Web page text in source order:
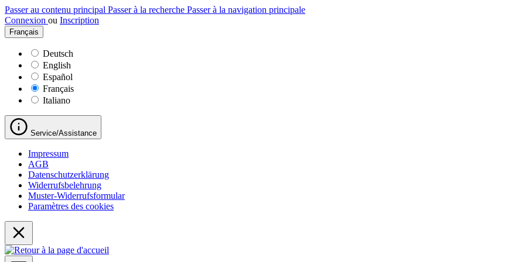
Passer au contenu principal Passer à la recherche Passer à la navigation principale
Connexion ou Inscription
Français
Deutsch
English
Español
Français
Italiano
Service/Assistance
Impressum
AGB
Datenschutzerklärung
Widerrufsbelehrung
Muster-Widerrufsformular
Paramètres des cookies